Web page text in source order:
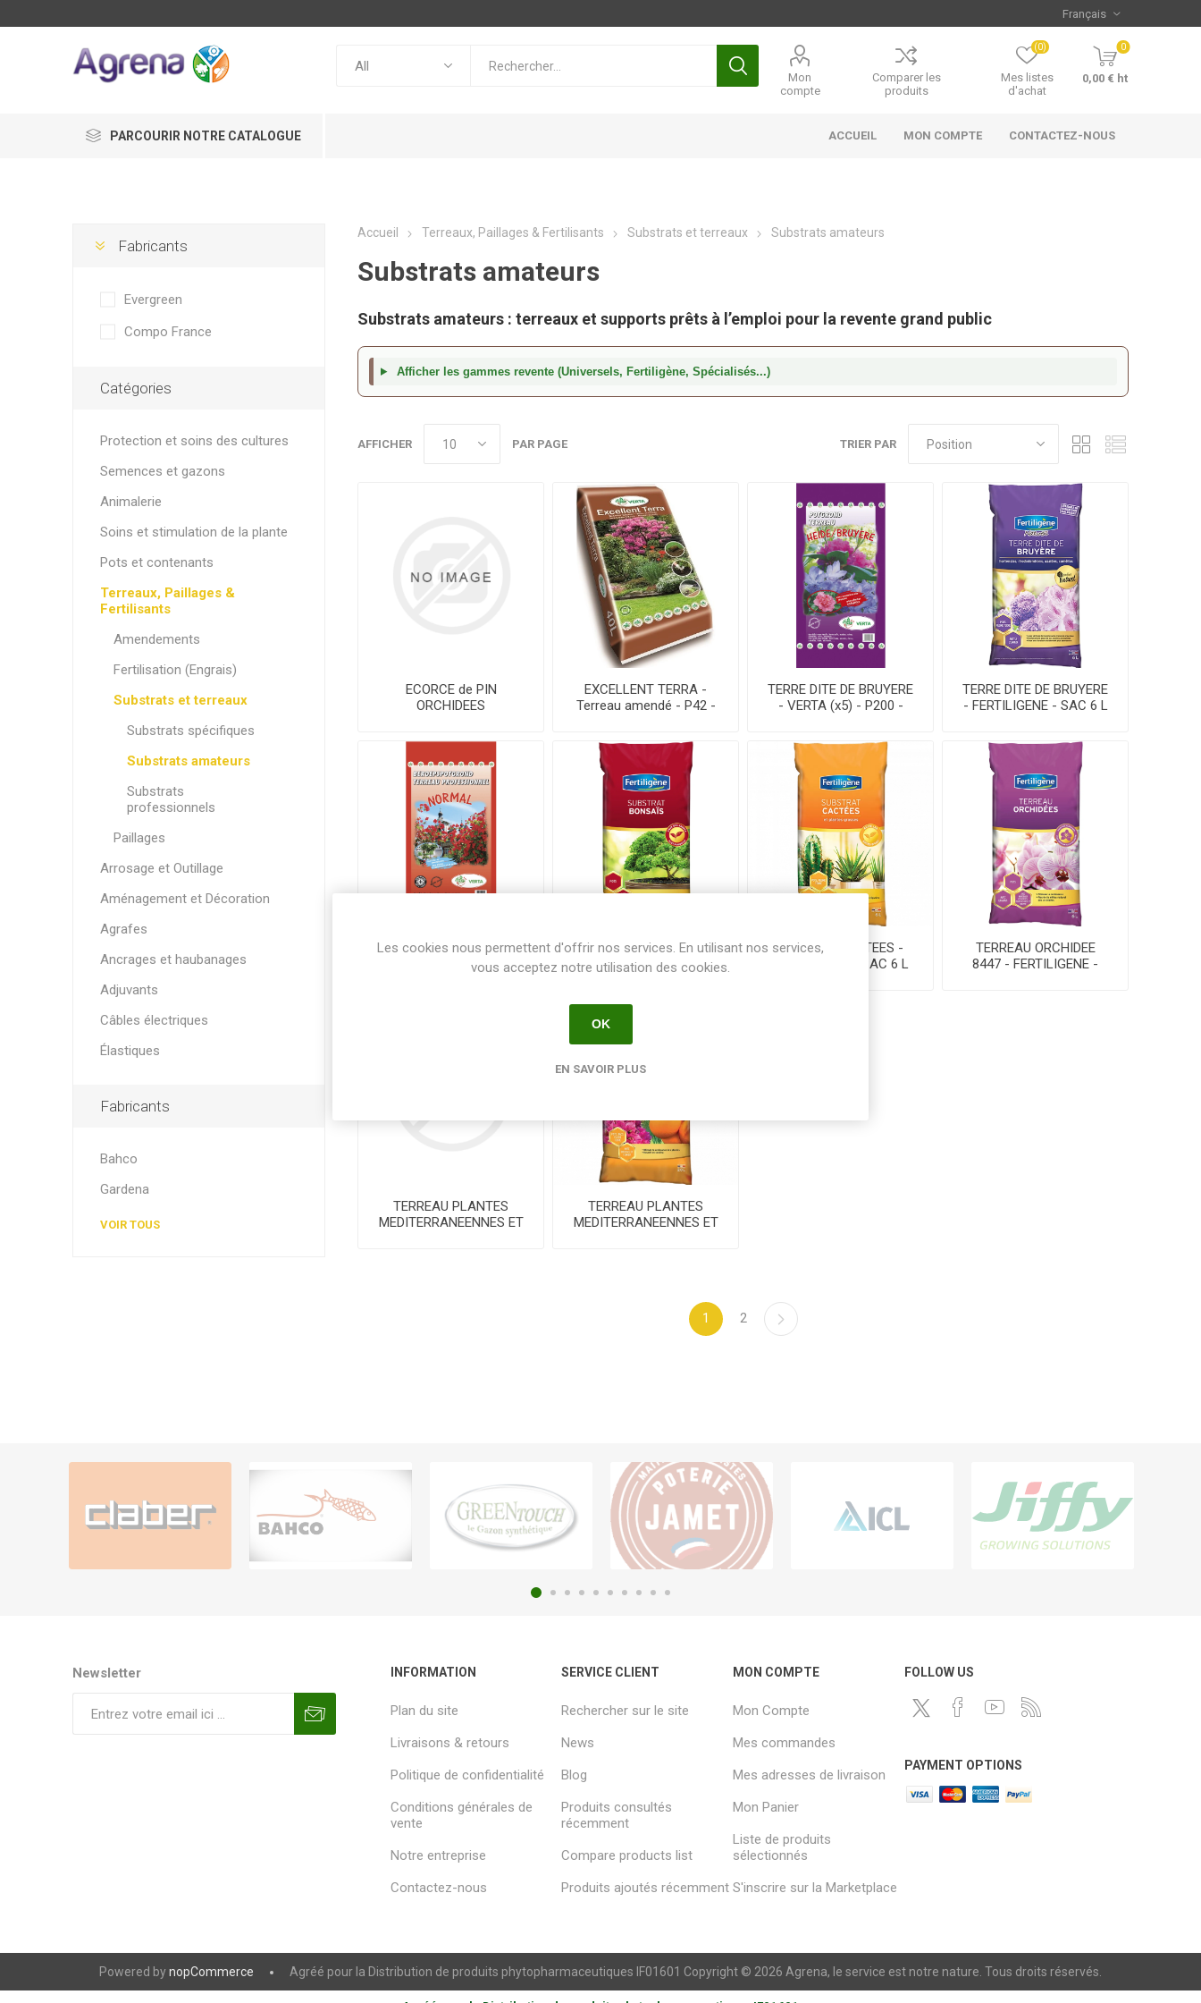
Mon
compte
Comparer les
produits
Mes listes
d'achat
(0) 0
0,00 € ht
PARCOURIR NOTRE CATALOGUE ACCUEIL MON COMPTE CONTACTEZ-NOUS
Accueil Terreaux, Paillages & Fertilisants Substrats et terreaux Substrats amateurs
Substrats amateurs
Substrats amateurs : terreaux et supports prêts à l’emploi pour la revente grand public
Afficher les gammes revente (Universels, Fertiligène, Spécialisés...)
TRIER PAR
AFFICHER PAR PAGE
ECORCE de PIN
ORCHIDEES
BRILL - P39 - Sac 70 L
EXCELLENT TERRA -
Terreau amendé - P42 -
TERRE DITE DE BRUYERE
- VERTA (x5) - P200 -
TERRE DITE DE BRUYERE
- FERTILIGENE - SAC 6 L
TERREAU AMATEUR -
VERTA ORJ (x20)- P800 -
TERREAU BONSAI -
FERTILIGENE - SAC 6 L
TERREAU CACTEES -
FERTILIGENE - SAC 6 L
TERREAU ORCHIDEE
8447 - FERTILIGENE -
TERREAU PLANTES
MEDITERRANEENNES ET
TERREAU PLANTES
MEDITERRANEENNES ET
1 2
Fabricants
Evergreen
Compo France
Catégories
Protection et soins des cultures
Semences et gazons
Animalerie
Soins et stimulation de la plante
Pots et contenants
Terreaux, Paillages &
Fertilisants
Amendements
Fertilisation (Engrais)
Substrats et terreaux
Substrats spécifiques
Substrats amateurs
Substrats
professionnels
Paillages
Arrosage et Outillage
Aménagement et Décoration
Agrafes
Ancrages et haubanages
Adjuvants
Câbles électriques
Élastiques
Fabricants
Bahco
Gardena
VOIR TOUS
Newsletter INFORMATION
Plan du site
Livraisons & retours
Politique de confidentialité
Conditions générales de
vente
Notre entreprise
Contactez-nous
SERVICE CLIENT
Rechercher sur le site
News
Blog
Produits consultés
récemment
Compare products list
Produits ajoutés récemment
MON COMPTE
Mon Compte
Mes commandes
Mes adresses de livraison
Mon Panier
Liste de produits
sélectionnés
S'inscrire sur la Marketplace
FOLLOW US
PAYMENT OPTIONS
Powered bynopCommerce Agréé pour la Distribution de produits phytopharmaceutiques IF01601 Copyright © 2026 Agrena, le service est notre nature. Tous droits réservés.
Les cookies nous permettent d'offrir nos services. En utilisant nos services,
vous acceptez notre utilisation des cookies.
OK
EN SAVOIR PLUS